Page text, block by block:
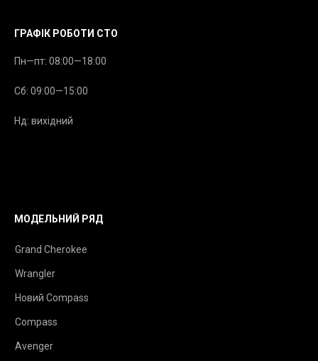
ГРАФІК РОБОТИ СТО
Пн—пт: 08:00—18:00
Сб: 09:00—15:00
Нд: вихідний
МОДЕЛЬНИЙ РЯД
Grand Cherokee
Wrangler
Новий Compass
Compass
Avenger